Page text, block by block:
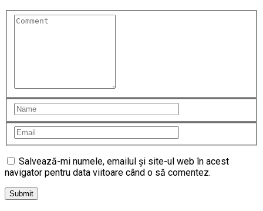
Salvează-mi numele, emailul și site-ul web în acest
navigator pentru data viitoare când o să comentez.